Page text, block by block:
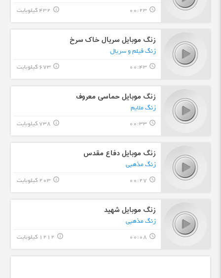
query_builder
00:23 432 کیلوبایت info_outline
زنگ موبایل سریال خاک سرخ
زنگ فیلم و سریال
query_builder
00:43 673 کیلوبایت info_outline
زنگ موبایل حماسی معروف
زنگ ملایم
query_builder
00:33 738 کیلوبایت info_outline
زنگ موبایل دفاع مقدس
زنگ مذهبی
query_builder
00:27 203 کیلوبایت info_outline
زنگ موبایل شهید
زنگ مذهبی
query_builder
00:08 1212 کیلوبایت info_outline